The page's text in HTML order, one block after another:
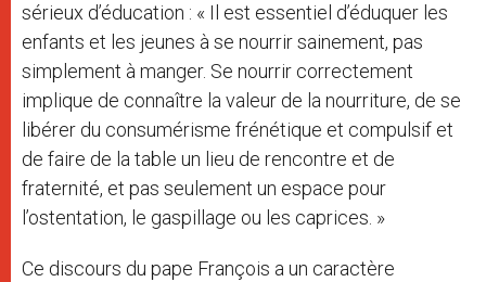
sérieux d’éducation : « Il est essentiel d’éduquer les
enfants et les jeunes à se nourrir sainement, pas
simplement à manger. Se nourrir correctement
implique de connaître la valeur de la nourriture, de se
libérer du consumérisme frénétique et compulsif et
de faire de la table un lieu de rencontre et de
fraternité, et pas seulement un espace pour
l’ostentation, le gaspillage ou les caprices. »
Ce discours du pape François a un caractère